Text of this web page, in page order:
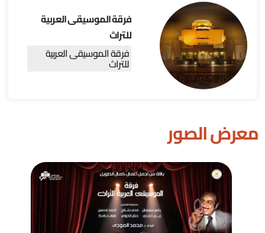
فرقة الموسيقى العربية
للتراث
فرقة الموسيقى العربية
للتراث
معرض الصور